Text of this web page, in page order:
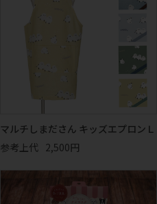
マルチしまださん キッズエプロンＬ
参考上代 2,500円